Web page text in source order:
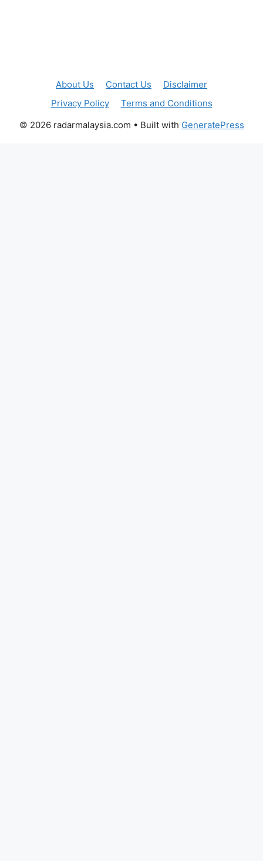
About Us Contact Us
Disclaimer
Privacy Policy
Terms and Conditions
© 2026 radarmalaysia.com • Built with GeneratePress